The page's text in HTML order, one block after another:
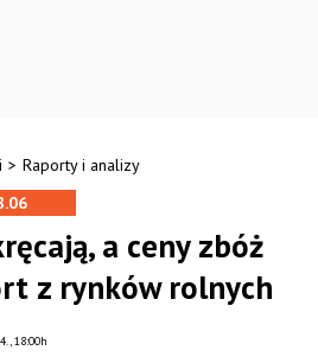
> Raporty i analizy
a ceny zbóż
z rynków rolnych
18:00h